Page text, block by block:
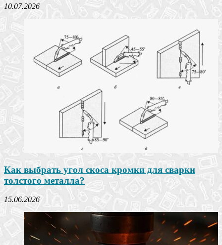
10.07.2026
Как выбрать угол скоса кромки для сварки
толстого металла?
15.06.2026